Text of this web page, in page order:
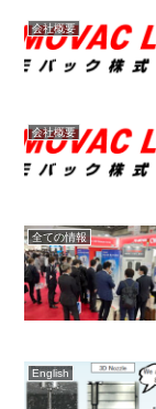
会社概要
会社概要
全ての情報
English